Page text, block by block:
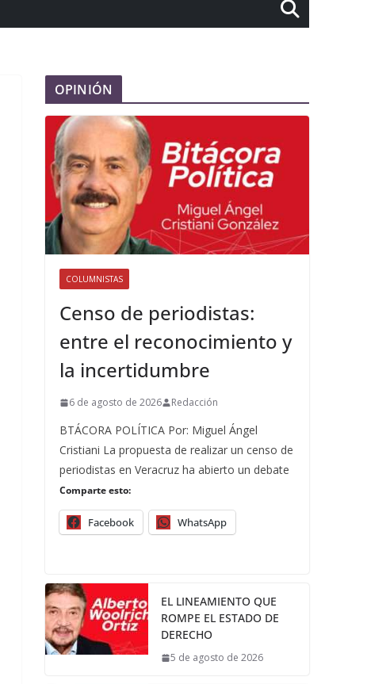
OPINIÓN
COLUMNISTAS
Censo de periodistas:
entre el reconocimiento y
la incertidumbre
6 de agosto de 2026 Redacción
BTÁCORA POLÍTICA Por: Miguel Ángel
Cristiani La propuesta de realizar un censo de
periodistas en Veracruz ha abierto un debate
Comparte esto:
Facebook WhatsApp
EL LINEAMIENTO QUE
ROMPE EL ESTADO DE
DERECHO
5 de agosto de 2026